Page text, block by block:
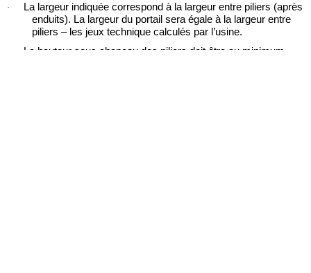
· La largeur indiquée correspond à la largeur entre piliers (après
enduits). La largeur du portail sera égale à la largeur entre
piliers – les jeux technique calculés par l’usine.
La hauteur sous chapeau des piliers doit être au minimum